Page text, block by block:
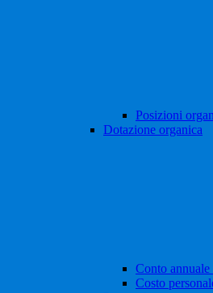
Posizioni
Dotazione organica
Conto annuale
Costo